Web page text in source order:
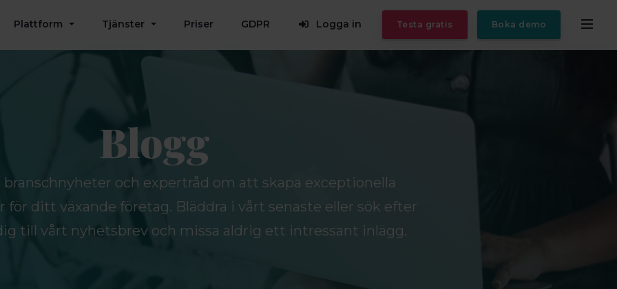
Plattform Tjänster Priser GDPR Logga in Testa gratis Boka demo
Blogg
och expertråd om att skapa exceptionella
för ditt växande företag. Bläddra i vårt senaste eller sök efter
till vårt nyhetsbrev och missa aldrig ett intressant inlägg.